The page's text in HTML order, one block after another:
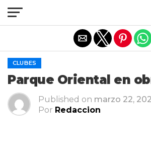
CLUBES
Parque Oriental en
Published on marzo 22,
Por Redaccion